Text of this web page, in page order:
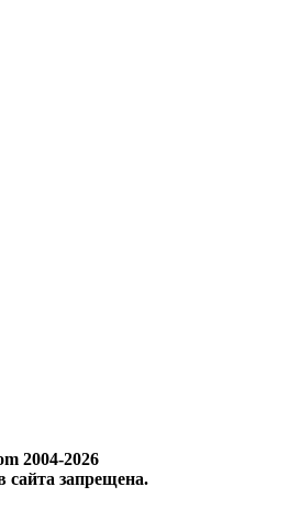
2004-2026
сайта запрещена.